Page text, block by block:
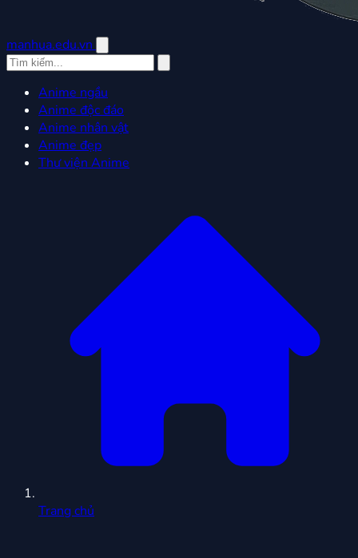
manhua.edu.vn
Anime ngầu
Anime độc đáo
Anime nhân vật
Anime đẹp
Thư viện Anime
Trang chủ